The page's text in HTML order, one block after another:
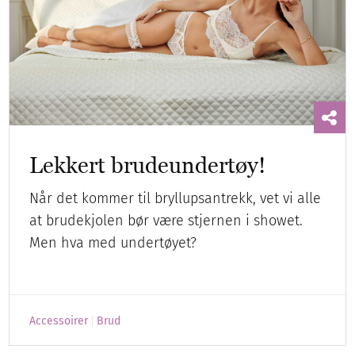
Lekkert brudeundertøy!
Når det kommer til bryllupsantrekk, vet vi alle
at brudekjolen bør være stjernen i showet.
Men hva med undertøyet?
Accessoirer Brud